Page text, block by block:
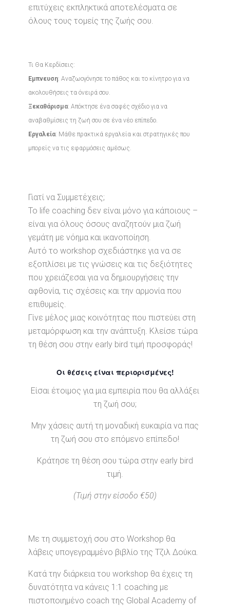
επιτύχεις εκπληκτικά αποτελέσματα σε
όλους τους τομείς της ζωής σου.
Τι Θα Κερδίσεις:
Έμπνευση: Αναζωογόνησε το πάθος και το κίνητρο για να
ακολουθήσεις τα όνειρά σου.
Ξεκαθάρισμα: Απόκτησε ένα σαφές σχέδιο για να
αναβαθμίσεις τη ζωή σου σε ένα νέο επίπεδο.
Εργαλεία: Μάθε πρακτικά εργαλεία και στρατηγικές που
μπορείς να τις εφαρμόσεις αμέσως.
Γιατί να Συμμετέχεις;
Το life coaching δεν είναι μόνο για κάποιους –
είναι για όλους όσους αναζητούν μια ζωή
γεμάτη με νόημα και ικανοποίηση.
Αυτό το workshop σχεδιάστηκε για να σε
εξοπλίσει με τις γνώσεις και τις δεξιότητες
που χρειάζεσαι για να δημιουργήσεις την
αφθονία, τις σχέσεις και την αρμονία που
επιθυμείς.
Γίνε μέλος μιας κοινότητας που πιστεύει στη
μεταμόρφωση και την ανάπτυξη. Κλείσε τώρα
τη θέση σου στην early bird τιμή προσφοράς!
Οι θέσεις είναι περιορισμένες!
Είσαι έτοιμος για μια εμπειρία που θα αλλάξει
τη ζωή σου;
Μην χάσεις αυτή τη μοναδική ευκαιρία να πας
τη ζωή σου στο επόμενο επίπεδο!
Κράτησε τη θέση σου τώρα στην early bird
τιμή.
(Τιμή στην είσοδο €50)
Με τη συμμετοχή σου στο Workshop θα
λάβεις υπογεγραμμένο βιβλίο της Τζιλ Δούκα.
Κατά την διάρκεια του workshop θα έχεις τη
δυνατότητα να κάνεις 1:1 coaching με
πιστοποιημένο coach της Global Academy of